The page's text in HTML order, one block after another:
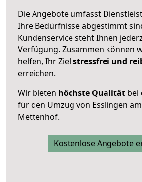
Die Angebote umfasst
Ihre Bedürfnisse abgestimmt
Kundenservice steht Ihnen
Verfügung. Zusammen können
helfen, Ihr Ziel stressfrei und
erreichen.
Wir bieten höchste Qualität bei
für den Umzug von Esslingen
Mettenhof.
Kostenlose Angebote